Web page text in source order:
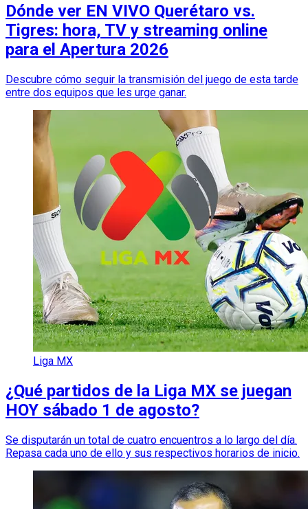
Dónde ver EN VIVO Querétaro vs.
Tigres: hora, TV y streaming online
para el Apertura 2026
Descubre cómo seguir la transmisión del juego de esta tarde
entre dos equipos que les urge ganar.
Liga MX
¿Qué partidos de la Liga MX se juegan
HOY sábado 1 de agosto?
Se disputarán un total de cuatro encuentros a lo largo del día.
Repasa cada uno de ello y sus respectivos horarios de inicio.